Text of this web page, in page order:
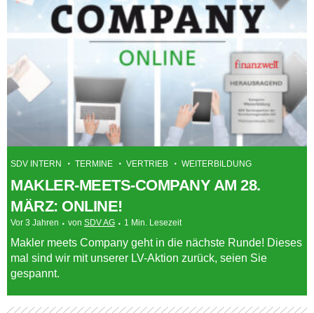
SDV INTERN TERMINE VERTRIEB WEITERBILDUNG
MAKLER-MEETS-COMPANY AM 28.
MÄRZ: ONLINE!
Vor 3 Jahren von SDV AG 1 Min. Lesezeit
Makler meets Company geht in die nächste Runde! Dieses
mal sind wir mit unserer LV-Aktion zurück, seien Sie
gespannt.